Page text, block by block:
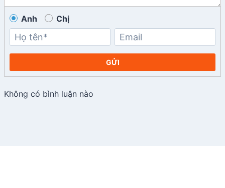
Anh Chị
GỬI
Không có bình luận nào